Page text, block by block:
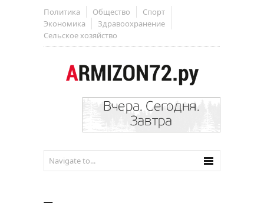
Политика Общество
Спорт
Экономика
Здравоохранение
Сельское хозяйство